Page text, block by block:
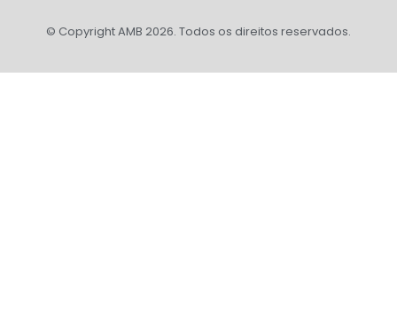
© Copyright AMB 2026. Todos os direitos reservados.